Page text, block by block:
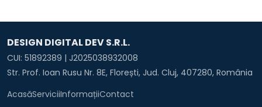
DESIGN DIGITAL DEV S.R.L.
CUI: 51892389 | J2025038932008
Str. Prof. Ioan Rusu Nr. 8E, Florești, Jud. Cluj, 407280, România
AcasăServiciiInformațiiContact